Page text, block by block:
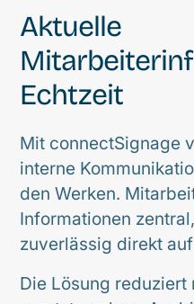
Aktuelle
Echtzeit
Mit connectSignage
interne
den Werken.
Informationen
zuverlässig direkt
Die Lösung